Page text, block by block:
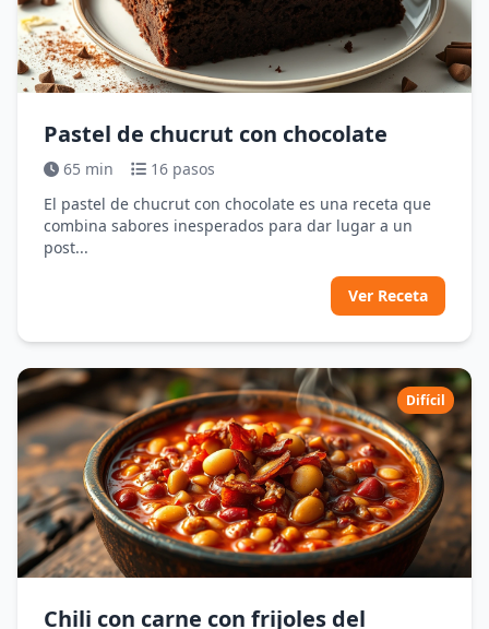
Pastel de chucrut con chocolate
65 min
16 pasos
El pastel de chucrut con chocolate es una receta que
combina sabores inesperados para dar lugar a un
post...
Ver Receta
Difícil
Chili con carne con frijoles del